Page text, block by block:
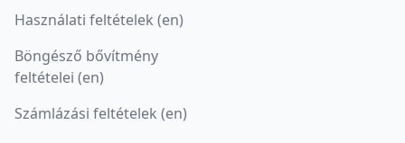
Használati feltételek (en)
Böngésző bővítmény
feltételei (en)
Számlázási feltételek (en)